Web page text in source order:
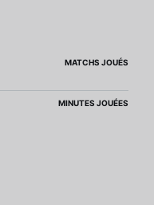
MATCHS JOUÉS
MINUTES JOUÉES